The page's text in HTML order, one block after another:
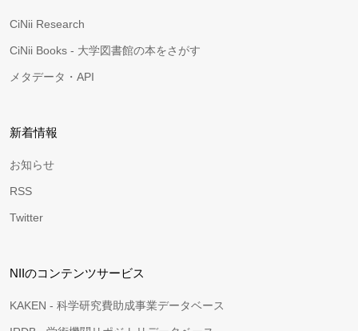
CiNii Research
CiNii Books - 大学図書館の本をさがす
メタデータ・API
新着情報
お知らせ
RSS
Twitter
NIIのコンテンツサービス
KAKEN - 科学研究費助成事業データベース